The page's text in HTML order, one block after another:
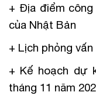
+ Địa điểm công
của Nhật Bản
+ Lịch phỏng
+ Kế hoạch dự
tháng 11 năm